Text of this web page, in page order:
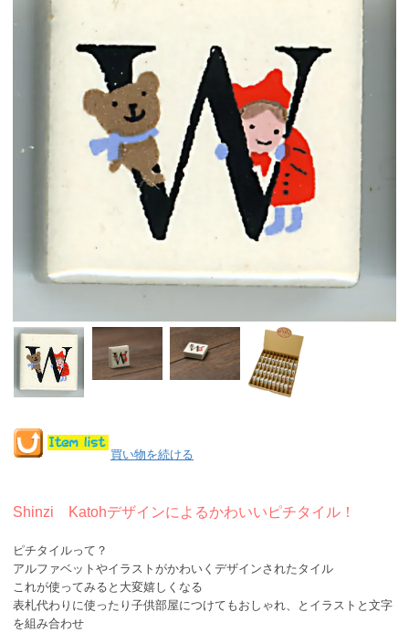
買い物を続ける
Shinzi Katohデザインによるかわいいピチタイル！
ピチタイルって？
アルファベットやイラストがかわいくデザインされたタイル
これが使ってみると大変嬉しくなる
表札代わりに使ったり子供部屋につけてもおしゃれ、とイラストと文字
を組み合わせ